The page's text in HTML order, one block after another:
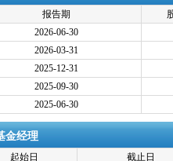
报告期
2026-06-30
2026-03-31
2025-12-31
2025-09-30
2025-06-30
金经理
起始日
截止日